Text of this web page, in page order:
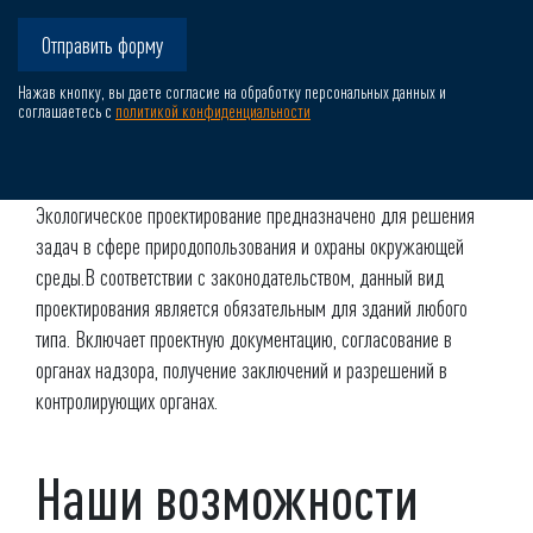
Нажав кнопку, вы даете согласие на обработку персональных данных и
соглашаетесь с политикой конфиденциальности
Экологическое проектирование предназначено для решения
задач в сфере природопользования и охраны окружающей
среды.В соответствии с законодательством, данный вид
проектирования является обязательным для зданий любого
типа. Включает проектную документацию, согласование в
органах надзора, получение заключений и разрешений в
контролирующих органах.
Наши возможности